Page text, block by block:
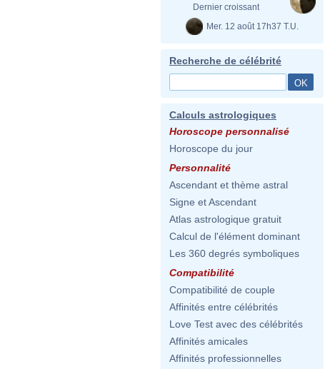
Dernier croissant
Mer. 12 août 17h37 T.U.
Recherche de célébrité
Calculs astrologiques
Horoscope personnalisé
Horoscope du jour
Personnalité
Ascendant et thème astral
Signe et Ascendant
Atlas astrologique gratuit
Calcul de l'élément dominant
Les 360 degrés symboliques
Compatibilité
Compatibilité de couple
Affinités entre célébrités
Love Test avec des célébrités
Affinités amicales
Affinités professionnelles